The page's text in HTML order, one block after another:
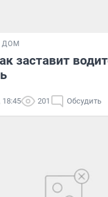
ДОМ
заставит
18:45 201 Обсудить